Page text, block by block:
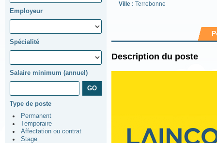
Employeur
Spécialité
Salaire minimum (annuel)
Type de poste
Permanent
Temporaire
Affectation ou contrat
Stage
Ville : Terrebonne
Description du poste